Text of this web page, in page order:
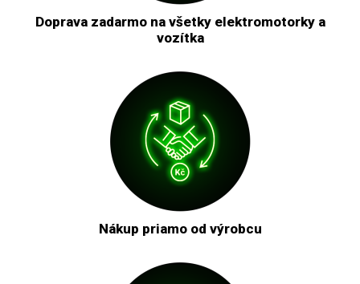
Doprava zadarmo na všetky elektromotorky a
vozítka
Nákup priamo od výrobcu